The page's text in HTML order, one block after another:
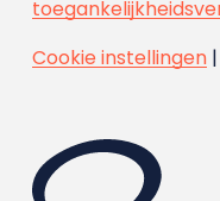
Cookie instellingen|